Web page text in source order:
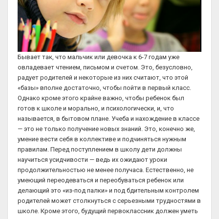
Бывает так, что мальчик или девочка к 6-7 годам уже
овладевает чтением, письмом и счетом. Это, безусловно,
радует родителей и некоторые из них считают, что этой
«базы» вполне достаточно, чтобы пойти в первый класс.
Однако кроме этого крайне важно, чтобы ребенок был
готов к школе и морально, и психологически, и, что
называется, в бытовом плане. Учеба и нахождение в классе
— это не только получение новых знаний. Это, конечно же,
умение вести себя в коллективе и подчиняться нужным
правилам. Перед поступлением в школу дети должны
научиться усидчивости — ведь их ожидают уроки
продолжительностью не менее получаса. Естественно, не
умеющий переодеваться и переобуваться ребенок или
делающий это «из-под палки» и под бдительным контролем
родителей может столкнуться с серьезными трудностями в
школе. Кроме этого, будущий первоклассник должен уметь